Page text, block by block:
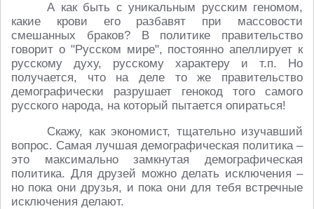
А как быть с уникальным русским геномом,
какие крови его разбавят при массовости
смешанных браков? В политике правительство
говорит о "Русском мире", постоянно апеллирует к
русскому духу, русскому характеру и т.п. Но
получается, что на деле то же правительство
демографически разрушает генокод того самого
русского народа, на который пытается опираться!
Скажу, как экономист, тщательно изучавший
вопрос. Самая лучшая демографическая политика –
это максимально замкнутая демографическая
политика. Для друзей можно делать исключения –
но пока они друзья, и пока они для тебя встречные
исключения делают.